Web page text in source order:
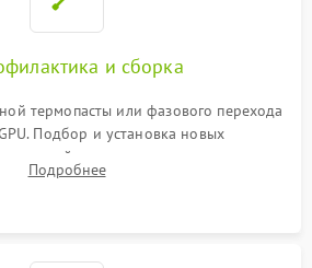
и сборка
термопасты или фазового перехода
Подбор и установка новых
толщины на память и цепи
и бэкплейта, подключение и
Подробнее